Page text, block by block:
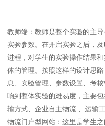
教师端：教师是整个实验的主
实验参数。在开启实验之后，
进程，对学生的实验操作结果
体的管理。按照这样的设计思
息、实验管理、参数设置、考
响到整体实验的难易度，主要
输方式、企业自主物流 、运输
物流门户型网站：这里是学生